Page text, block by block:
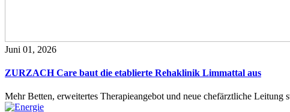
Juni 01, 2026
ZURZACH Care baut die etablierte Rehaklinik Limmattal aus
Mehr Betten, erweitertes Therapieangebot und neue chefärztliche